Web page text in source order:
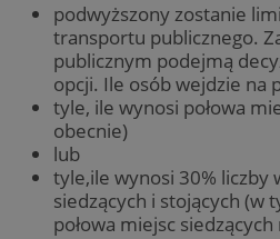
podwyższony zostanie
transportu publicznego.
publicznym podejmą
opcji. Ile osób wejdzie na
tyle, ile wynosi połowa
obecnie)
lub
tyle,ile wynosi 30% liczby
siedzących i stojących (w
połowa miejsc